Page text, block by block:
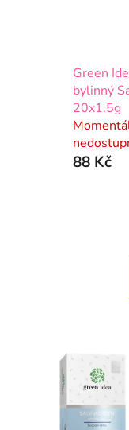
Green
bylinný
20x1.5g
88 Kč